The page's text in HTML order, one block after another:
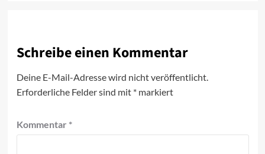
Schreibe einen Kommentar
Deine E-Mail-Adresse wird nicht veröffentlicht.
Erforderliche Felder sind mit *markiert
Kommentar *